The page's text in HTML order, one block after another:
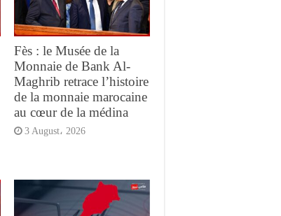
Fès : le Musée de la
Monnaie de Bank Al-
Maghrib retrace l’histoire
de la monnaie marocaine
au cœur de la médina
3 August، 2026